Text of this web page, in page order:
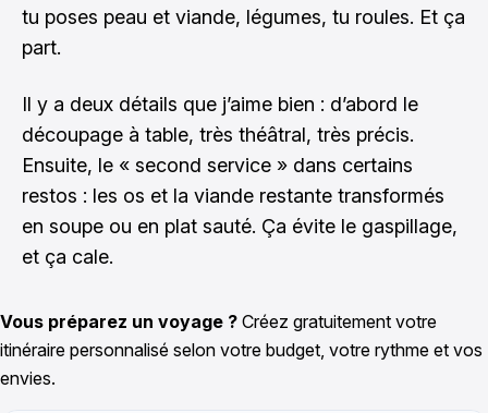
tu poses peau et viande, légumes, tu roules. Et ça
part.
Il y a deux détails que j’aime bien : d’abord le
découpage à table, très théâtral, très précis.
Ensuite, le « second service » dans certains
restos : les os et la viande restante transformés
en soupe ou en plat sauté. Ça évite le gaspillage,
et ça cale.
Vous préparez un voyage ? Créez gratuitement votre
itinéraire personnalisé selon votre budget, votre rythme et vos
envies.